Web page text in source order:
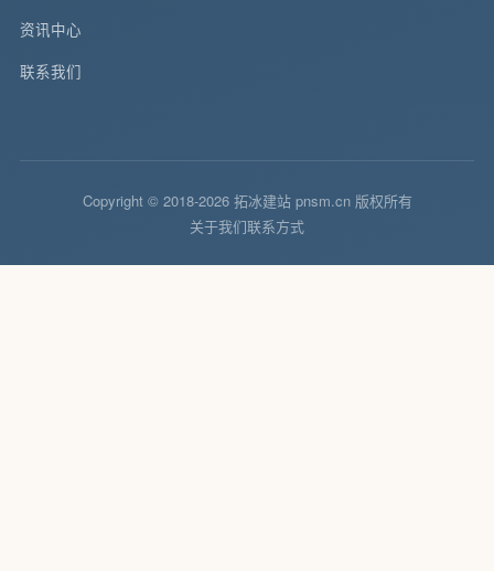
资讯中心
联系我们
Copyright © 2018-2026 拓冰建站 pnsm.cn 版权所有
关于我们联系方式